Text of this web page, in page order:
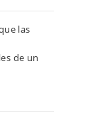
las
de un